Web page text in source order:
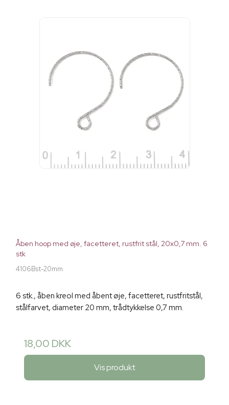
Åben hoop med øje, facetteret, rustfrit stål, 20x0,7 mm. 6
stk
4106Bst-20mm
6 stk., åben kreol med åbent øje, facetteret, rustfritstål,
stålfarvet, diameter 20 mm, trådtykkelse 0,7 mm.
18,00 DKK
Vis produkt